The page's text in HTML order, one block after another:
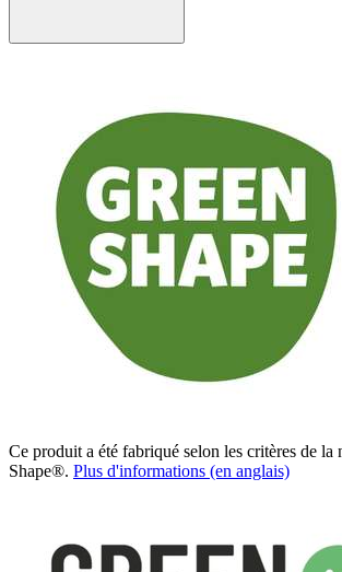
Ce produit a été fabriqué selon les critères de la
Shape®. Plus d'informations (en anglais)